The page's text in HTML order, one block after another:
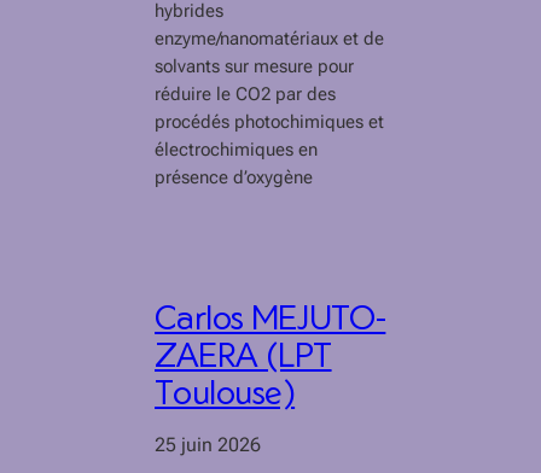
hybrides
enzyme/nanomatériaux et de
solvants sur mesure pour
réduire le CO2 par des
procédés photochimiques et
électrochimiques en
présence d’oxygène
Carlos MEJUTO-
ZAERA (LPT
Toulouse)
25 juin 2026